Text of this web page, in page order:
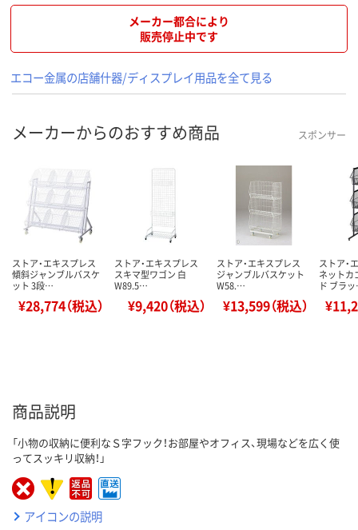
メーカー都合により
販売停止中です
エコー金属の店舗什器/ディスプレイ用品を全て見る
メーカーからのおすすめ商品 スポンサー
ストア・エキスプレス
傾斜ジャンブルバスケ
ット 3段…
¥28,774（税込）
ストア・エキスプレス
スキマ型ワゴン 白
W89.5…
¥9,420（税込）
ストア・エキスプレス
ジャンブルバスケット
W58.…
¥13,599（税込）
ストア・
ネットカ
ド ブラ
商品説明
「小物の収納に便利なＳ字フック！お部屋やオフィス、現場などを広く使
ってスッキリ収納！」
アイコンの説明